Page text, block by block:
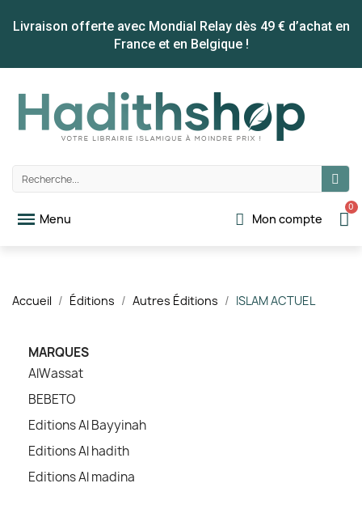
Livraison offerte avec Mondial Relay dès 49 € d’achat en
France et en Belgique !
Mon compte
Accueil Éditions Autres Éditions ISLAM ACTUEL
MARQUES
AlWassat
BEBETO
Editions Al Bayyinah
Editions Al hadith
Editions Al madina